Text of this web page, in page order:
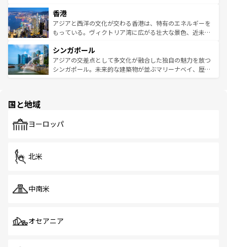
とつ。フォーやバインミー、ベトナムコーヒーなどは、ぜ
ひ現地で味わいたい。どの地域を訪れてもあたたかい人々
が旅行者を迎えてくれるので、きっと忘れられない旅にな
参照してほしい。
の活気が交差している。北部ではチェンマイなどの山岳地
帯で自然と触れ合い、南部ではプーケットやクラビの美し
いビーチでリゾート気分を楽しむことができる。タイ料理
激する。気候は一年中温暖で、どの季節にも異なる楽しみ
が待っている。親しみやすいタイの人々、仏教を中心とし
た文化、そして多様な観光資源が、訪れる旅人を魅了し続
香港
アジアと西洋の文化が交わる香港は、特有のエネルギーを
もっている。ヴィクトリア湾に広がる壮大な景色、近未来
み、どこを訪れても感動するはず。観光スポットが密集し
ており、効率よく見どころを回れるのも魅力。息をのむよ
うな絶景から文化的な体験まで、香港を存分に楽しみ尽く
シンガポール
アジアの交差点として多文化が融合した独自の魅力を放つ
シンガポール。未来的な建築物が並ぶマリーナベイ、歴史
で、ホーカーズは地元の風情を楽しめる外せないスポット
国と地域
ヨーロッパ
北米
中南米
オセアニア